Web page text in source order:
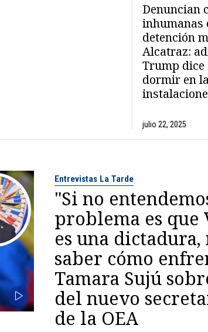
Denuncian
inhumanas
detención
Alcatraz:
Trump dice
dormir en
julio 22, 2025
Entrevistas La Tarde
"Si no
problema es que
es una dictadura,
saber cómo
Tamara Sujú
del nuevo
de la OEA